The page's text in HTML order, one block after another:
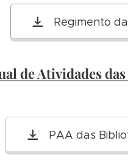
Regimento
de Atividades
PAA das